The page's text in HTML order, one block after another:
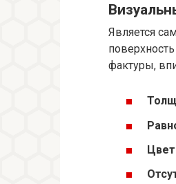
Является
фактуры,